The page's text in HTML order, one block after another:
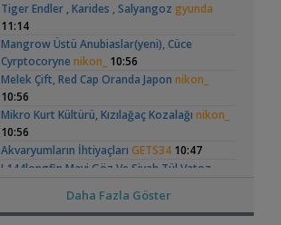
Bitkili Tankda Led Kullanımı
dreamcatcherr
Işık CO2 ve Ekipmanlar
Dıy - Akvaryum Aydınlatması Hakkında
BilgiMinics,01:42
Yeni Üye Forumu
130 Lt 50+ Lepistes İçin8.500 Tl Bütçeli
Dışfiltre
Yeni Üye Forumu
Catappa YetişiyorumRafayel,22:46
Akvaredden Gelen BitkilerSufisu
Bitki Türleri ve Bakımı
Ramshorn Hakkında
Her Şey
Elma Salyangozu
Güncel
Akvaryum Kurulumu
Neon Tetra
Akvaryumum
Tiger Endler , Karides , Salyangoz gyunda
11:14
Mangrow Üstü Anubiaslar(yeni), Cüce
Cyrptocoryne nikon_ 10:56
Melek Çift, Red Cap Oranda Japon nikon_
10:56
Mikro Kurt Kültürü, Kızılağaç Kozalağı nikon_
10:56
Akvaryumların İhtiyaçları GETS34 10:47
L144longfin Mavi Göz Ve Siyah Tül Vatoz
Cyp. Microlepidotus Kiriza Yavru Hiko
Daha Fazla Göster